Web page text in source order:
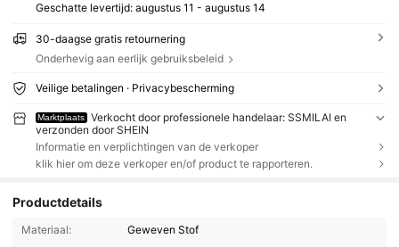
Geschatte levertijd: augustus 11 - augustus 14
30-daagse gratis retournering
Onderhevig aan eerlijk gebruiksbeleid
Veilige betalingen · Privacybescherming
Marktplaats
Verkocht door professionele handelaar: SSMILAI en
verzonden door SHEIN
Informatie en verplichtingen van de verkoper
klik hier om deze verkoper en/of product te rapporteren.
Productdetails
Materiaal:
Geweven Stof